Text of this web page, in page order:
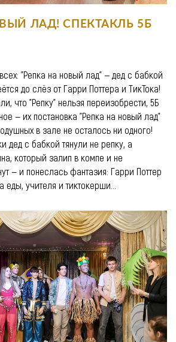
ЛАД! СПЕКТАКЛЬ 5Б
"Репка на новый лад" — дед с бабкой
до слёз от Гарри Поттера и ТикТока!
что "Репку" нельзя переизобрести, 5Б
— их постановка "Репка на новый лад"
в зале не осталось ни одного!
дед с бабкой тянули не репку, а
который залип в компе и не
— и понеслась фантазия: Гарри Поттер
еды, учителя и тиктокерши...